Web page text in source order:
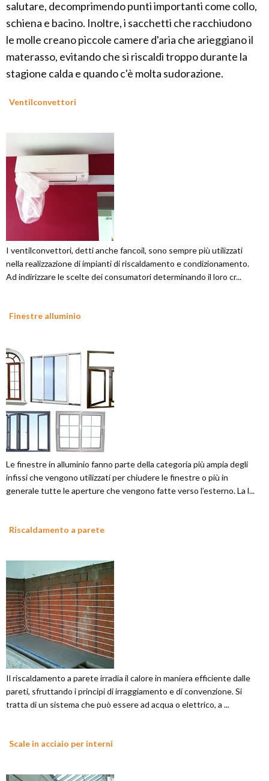
salutare, decomprimendo punti importanti come collo,
schiena e bacino. Inoltre, i sacchetti che racchiudono
le molle creano piccole camere d'aria che arieggiano il
materasso, evitando che si riscaldi troppo durante la
stagione calda e quando c'è molta sudorazione.
Ventilconvettori
I ventilconvettori, detti anche fancoil, sono sempre più utilizzati
nella realizzazione di impianti di riscaldamento e condizionamento.
Ad indirizzare le scelte dei consumatori determinando il loro cr...
Finestre alluminio
Le finestre in alluminio fanno parte della categoria più ampia degli
infissi che vengono utilizzati per chiudere le finestre o più in
generale tutte le aperture che vengono fatte verso l’esterno. La l...
Riscaldamento a parete
Il riscaldamento a parete irradia il calore in maniera efficiente dalle
pareti, sfruttando i principi di irraggiamento e di convenzione. Si
tratta di un sistema che può essere ad acqua o elettrico, a ...
Scale in acciaio per interni